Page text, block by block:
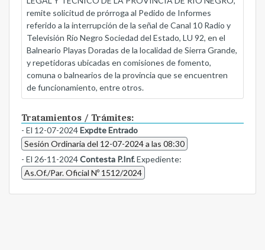
remite solicitud de prórroga al Pedido de Informes
referido a la interrupción de la señal de Canal 10 Radio y
Televisión Río Negro Sociedad del Estado, LU 92, en el
Balneario Playas Doradas de la localidad de Sierra Grande,
y repetidoras ubicadas en comisiones de fomento,
comuna o balnearios de la provincia que se encuentren
de funcionamiento, entre otros.
Tratamientos / Trámites:
- El 12-07-2024Expdte Entrado
Sesión Ordinaria del 12-07-2024 a las 08:30
- El 26-11-2024Contesta P.Inf.Expediente:
As.Of./Par. Oficial Nº 1512/2024